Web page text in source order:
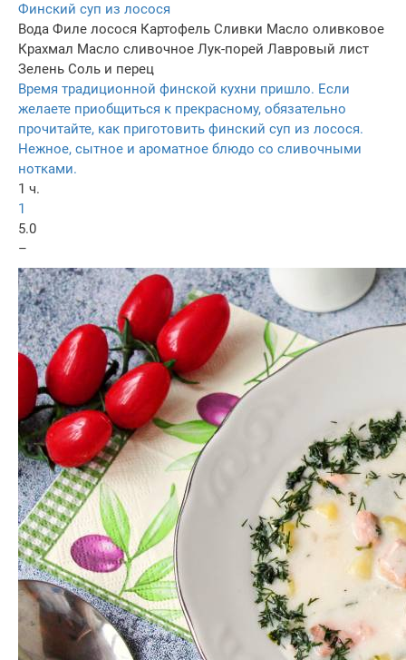
Финский суп из лосося
Вода Филе лосося Картофель Сливки Масло оливковое
Крахмал Масло сливочное Лук-порей Лавровый лист
Зелень Соль и перец
Время традиционной финской кухни пришло. Если
желаете приобщиться к прекрасному, обязательно
прочитайте, как приготовить финский суп из лосося.
Нежное, сытное и ароматное блюдо со сливочными
нотками.
1 ч.
1
5.0
–